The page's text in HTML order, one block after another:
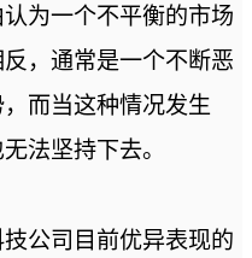
为一个不平衡的市场
，通常是一个不断恶
而当这种情况发生
法坚持下去。
公司目前优异表现的